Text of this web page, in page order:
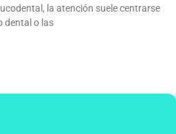
la atención suele centrarse
dental o las